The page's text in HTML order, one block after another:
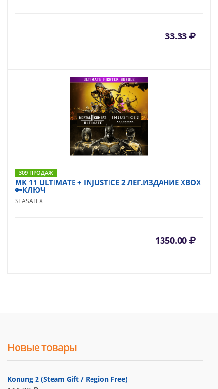
33.33
309 ПРОДАЖ
MK 11 ULTIMATE + INJUSTICE 2 ЛЕГ.ИЗДАНИЕ XBOX
🔑КЛЮЧ
STASALEX
1350.00
Новые товары
Konung 2 (Steam Gift / Region Free)